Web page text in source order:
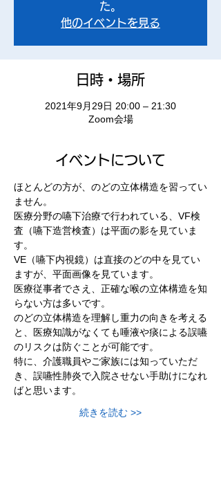
た。
他のイベントを見る
日時・場所
2021年9月29日 20:00 – 21:30
Zoom会場
イベントについて
ほとんどの方が、のどの立体構造を習ってい
ません。
医療分野の嚥下治療で行われている、VF検
査（嚥下造営検査）は平面の影を見ていま
す。
VE（嚥下内視鏡）は直接のどの中を見てい
ますが、平面画像を見ています。
医療従事者でさえ、正確な喉の立体構造を知
らない方は多いです。
のどの立体構造を理解し重力の向きを考える
と、医療知識がなくても唾液や痰による誤嚥
のリスクは防ぐことが可能です。
特に、介護職員やご家族には知っていただ
き、誤嚥性肺炎で入院させない手助けになれ
ばと思います。
続きを読む >>